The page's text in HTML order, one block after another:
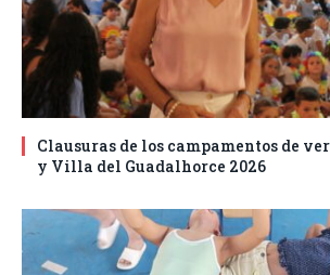
Clausuras de los campamentos de
y Villa del Guadalhorce 2026